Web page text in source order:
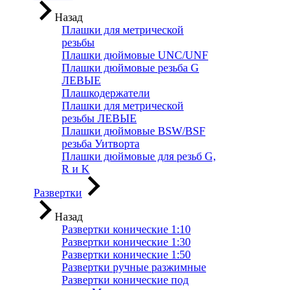
Назад
Плашки для метрической
резьбы
Плашки дюймовые UNC/UNF
Плашки дюймовые резьба G
ЛЕВЫЕ
Плашкодержатели
Плашки для метрической
резьбы ЛЕВЫЕ
Плашки дюймовые BSW/BSF
резьба Уитворта
Плашки дюймовые для резьб G,
R и K
Развертки
Назад
Развертки конические 1:10
Развертки конические 1:30
Развертки конические 1:50
Развертки ручные разжимные
Развертки конические под